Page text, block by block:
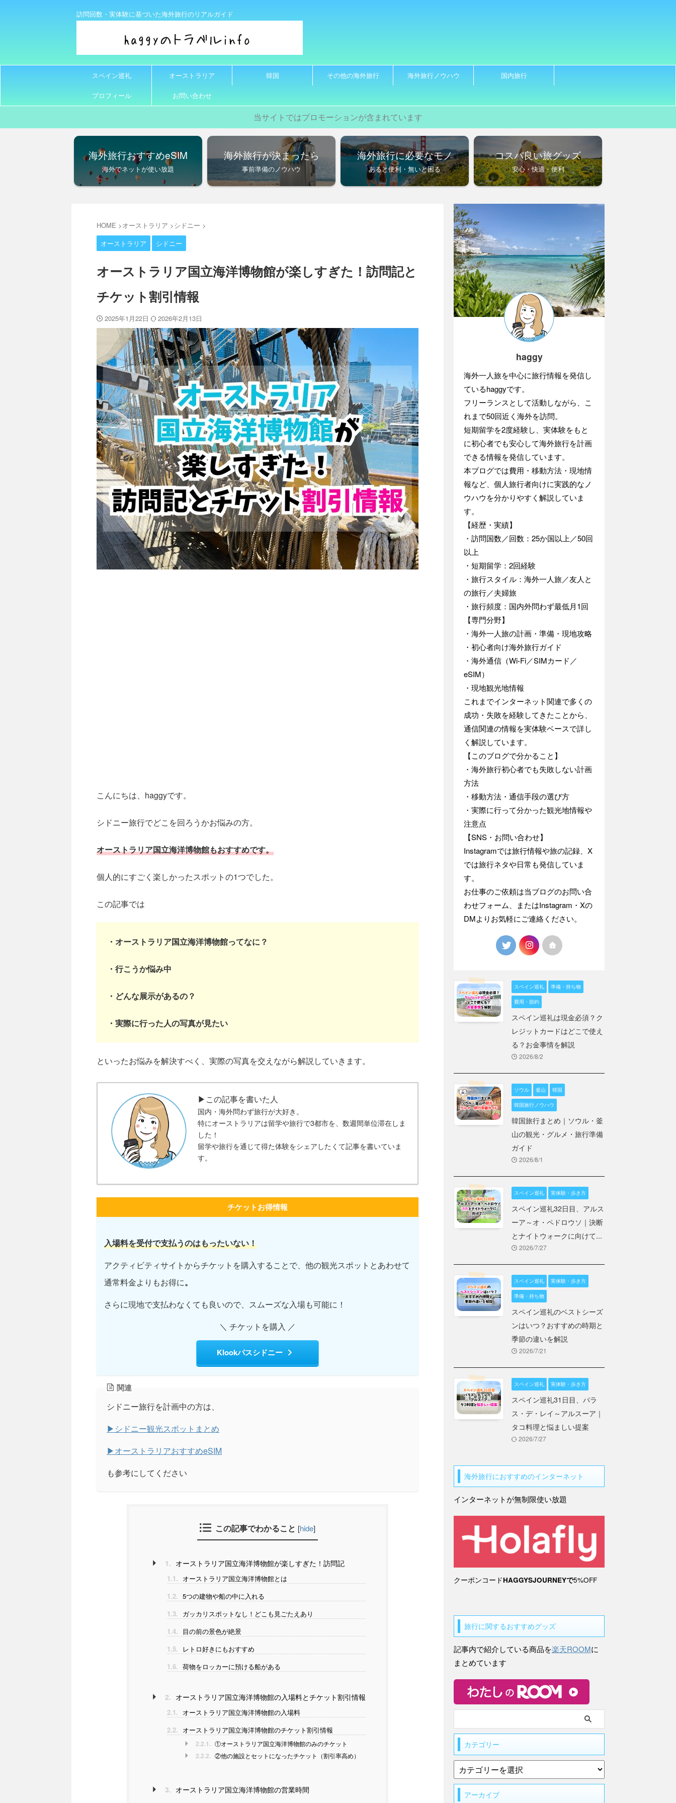
訪問回数・実体験に基づいた海外旅行のリアルガイド
スペイン巡礼 オーストラリア 韓国 その他の海外旅行 海外旅行ノウハウ 国内旅行
プロフィール お問い合わせ
当サイトではプロモーションが含まれています
海外旅行おすすめeSIM
海外でネットが使い放題
海外旅行が決まったら
事前準備のノウハウ
海外旅行に必要なモノ
あると便利・無いと困る
コスパ良い旅グッズ
安心・快適・便利
HOME >オーストラリア >シドニー >
オーストラリア
シドニー
オーストラリア国立海洋博物館が楽しすぎた！訪問記と
チケット割引情報
2025年1月22日 2026年2月13日
こんにちは、haggyです。
シドニー旅行でどこを回ろうかお悩みの方。
オーストラリア国立海洋博物館もおすすめです。
個人的にすごく楽しかったスポットの1つでした。
この記事では
・オーストラリア国立海洋博物館ってなに？
・行こうか悩み中
・どんな展示があるの？
・実際に行った人の写真が見たい
といったお悩みを解決すべく、実際の写真を交えながら解説していきます。
▶この記事を書いた人
国内・海外問わず旅行が大好き。
特にオーストラリアは留学や旅行で3都市を、数週間単位滞在しま
した！
留学や旅行を通じて得た体験をシェアしたくて記事を書いていま
す。
チケットお得情報
入場料を受付で支払うのはもったいない！
アクティビティサイトからチケットを購入することで、他の観光スポットとあわせて
通常料金よりもお得に。
さらに現地で支払わなくても良いので、スムーズな入場も可能に！
＼ チケットを購入 ／
Klookパスシドニー
関連
シドニー旅行を計画中の方は、
▶シドニー観光スポットまとめ
▶オーストラリアおすすめeSIM
も参考にしてください
この記事でわかること [hide]
1. オーストラリア国立海洋博物館が楽しすぎた！訪問記
1.1. オーストラリア国立海洋博物館とは
1.2. 5つの建物や船の中に入れる
1.3. ガッカリスポットなし！どこも見ごたえあり
1.4. 目の前の景色が絶景
1.5.
レトロ好きにもおすすめ
1.6. 荷物をロッカーに預ける船がある
2. オーストラリア国立海洋博物館の入場料とチケット割引情報
2.1. オーストラリア国立海洋博物館の入場料
2.2. オーストラリア国立海洋博物館のチケット割引情報
2.2.1. ①オーストラリア国立海洋博物館のみのチケット
2.2.2. ②他の施設とセットになったチケット（割引率高め）
3. オーストラリア国立海洋博物館の営業時間
haggy
海外一人旅を中心に旅行情報を発信し
ているhaggyです。
フリーランスとして活動しながら、こ
れまで50回近く海外を訪問。
短期留学を2度経験し、実体験をもと
に初心者でも安心して海外旅行を計画
できる情報を発信しています。
本ブログでは費用・移動方法・現地情
報など、個人旅行者向けに実践的なノ
ウハウを分かりやすく解説していま
す。
【経歴・実績】
・訪問国数／回数：25か国以上／50回
以上
・短期留学：2回経験
・旅行スタイル：海外一人旅／友人と
の旅行／夫婦旅
・旅行頻度：国内外問わず最低月1回
【専門分野】
・海外一人旅の計画・準備・現地攻略
・初心者向け海外旅行ガイド
・海外通信（Wi-Fi／SIMカード／
eSIM）
・現地観光地情報
これまでインターネット関連で多くの
成功・失敗を経験してきたことから、
通信関連の情報を実体験ベースで詳し
く解説しています。
【このブログで分かること】
・海外旅行初心者でも失敗しない計画
方法
・移動方法・通信手段の選び方
・実際に行って分かった観光地情報や
注意点
【SNS・お問い合わせ】
Instagramでは旅行情報や旅の記録、X
では旅行ネタや日常も発信していま
す。
お仕事のご依頼は当ブログのお問い合
わせフォーム、またはInstagram・Xの
DMよりお気軽にご連絡ください。
スペイン巡礼 準備・持ち物
費用・節約
スペイン巡礼は現金必須？ク
レジットカードはどこで使え
る？お金事情を解説
2026/8/2
ソウル 釜山 韓国
韓国旅行ノウハウ
韓国旅行まとめ｜ソウル・釜
山の観光・グルメ・旅行準備
ガイド
2026/8/1
スペイン巡礼 実体験・歩き方
スペイン巡礼32日目、アルス
ーア～オ・ペドロウソ｜決断
とナイトウォークに向けて...
2026/7/27
スペイン巡礼 実体験・歩き方
準備・持ち物
スペイン巡礼のベストシーズ
ンはいつ？おすすめの時期と
季節の違いを解説
2026/7/21
スペイン巡礼 実体験・歩き方
スペイン巡礼31日目、パラ
ス・デ・レイ～アルスーア｜
タコ料理と悩ましい提案
2026/7/27
海外旅行におすすめのインターネット
インターネットが無制限使い放題
クーポンコードHAGGYSJOURNEYで5%OFF
旅行に関するおすすめグッズ
記事内で紹介している商品を楽天ROOMに
まとめています
カテゴリー
アーカイブ